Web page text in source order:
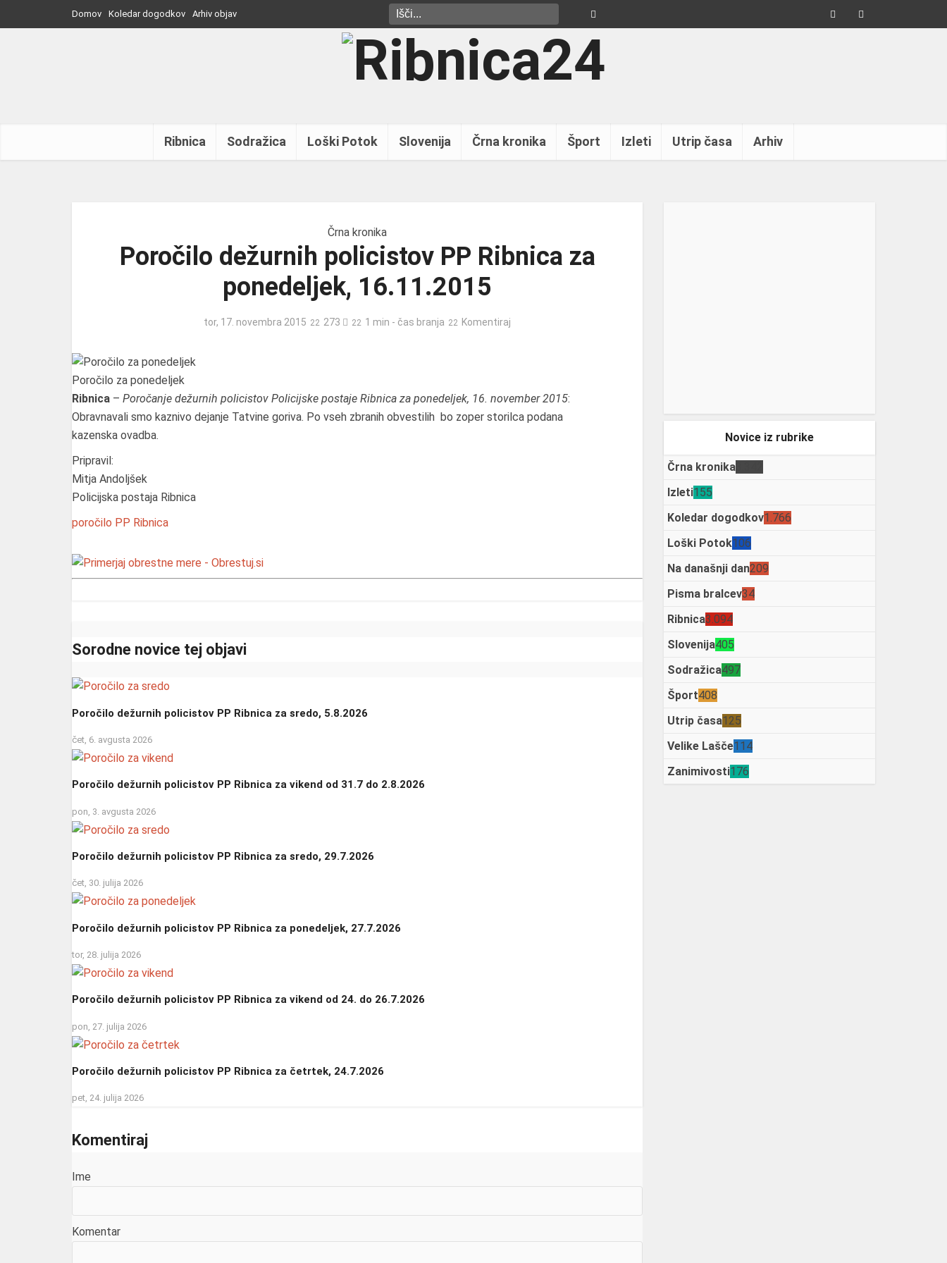
Domov Koledar dogodkov Arhiv objav
Ribnica Sodražica Loški Potok Slovenija Črna kronika Šport Izleti Utrip časa Arhiv
Črna kronika
Poročilo dežurnih policistov PP Ribnica za
ponedeljek, 16.11.2015
tor, 17. novembra 2015 273 1 min - čas branja Komentiraj
Poročilo za ponedeljek
Ribnica – Poročanje dežurnih policistov Policijske postaje Ribnica za ponedeljek, 16. november 2015:
Obravnavali smo kaznivo dejanje Tatvine goriva. Po vseh zbranih obvestilih bo zoper storilca podana
kazenska ovadba.
Pripravil:
Mitja Andoljšek
Policijska postaja Ribnica
poročilo PP Ribnica
Sorodne novice tej objavi
Poročilo dežurnih policistov PP Ribnica za sredo, 5.8.2026
čet, 6. avgusta 2026
Poročilo dežurnih policistov PP Ribnica za vikend od 31.7 do 2.8.2026
pon, 3. avgusta 2026
Poročilo dežurnih policistov PP Ribnica za sredo, 29.7.2026
čet, 30. julija 2026
Poročilo dežurnih policistov PP Ribnica za ponedeljek, 27.7.2026
tor, 28. julija 2026
Poročilo dežurnih policistov PP Ribnica za vikend od 24. do 26.7.2026
pon, 27. julija 2026
Poročilo dežurnih policistov PP Ribnica za četrtek, 24.7.2026
pet, 24. julija 2026
Komentiraj
Ime
Komentar
Novice iz rubrike
Črna kronika
Izleti155
Koledar dogodkov1.766
Loški Potok106
Na današnji dan209
Pisma bralcev34
Ribnica3.094
Slovenija405
Sodražica497
Šport408
Utrip časa125
Velike Lašče114
Zanimivosti176